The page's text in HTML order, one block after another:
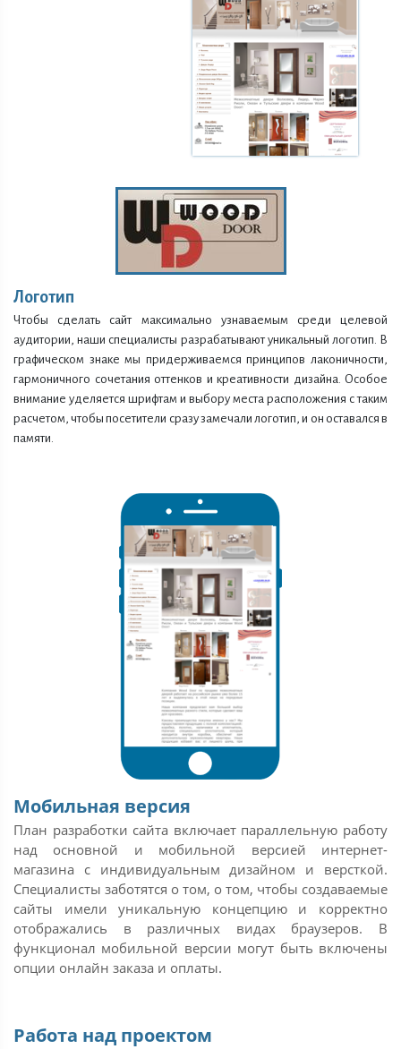
Логотип
Чтобы сделать сайт максимально узнаваемым среди целевой
аудитории, наши специалисты разрабатывают уникальный логотип. В
графическом знаке мы придерживаемся принципов лаконичности,
гармоничного сочетания оттенков и креативности дизайна. Особое
внимание уделяется шрифтам и выбору места расположения с таким
расчетом, чтобы посетители сразу замечали логотип, и он оставался в
памяти.
Мобильная версия
План разработки сайта включает параллельную работу
над основной и мобильной версией интернет-
магазина с индивидуальным дизайном и версткой.
Специалисты заботятся о том, о том, чтобы создаваемые
сайты имели уникальную концепцию и корректно
отображались в различных видах браузеров. В
функционал мобильной версии могут быть включены
опции онлайн заказа и оплаты.
Работа над проектом